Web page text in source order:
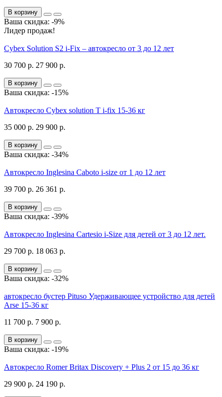
В корзину
Ваша скидка: -9%
Лидер продаж!
Cybex Solution S2 i-Fix – автокресло от 3 до 12 лет
30 700 р. 27 900 р.
В корзину
Ваша скидка: -15%
Автокресло Cybex solution T i-fix 15-36 кг
35 000 р. 29 900 р.
В корзину
Ваша скидка: -34%
Автокресло Inglesina Caboto i-size от 1 до 12 лет
39 700 р. 26 361 р.
В корзину
Ваша скидка: -39%
Автокресло Inglesina Cartesio i-Size для детей от 3 до 12 лет.
29 700 р. 18 063 р.
В корзину
Ваша скидка: -32%
автокресло бустер Pituso Удерживающее устройство для детей
Arse 15-36 кг
11 700 р. 7 900 р.
В корзину
Ваша скидка: -19%
Автокресло Romer Britax Discovery + Plus 2 от 15 до 36 кг
29 900 р. 24 190 р.